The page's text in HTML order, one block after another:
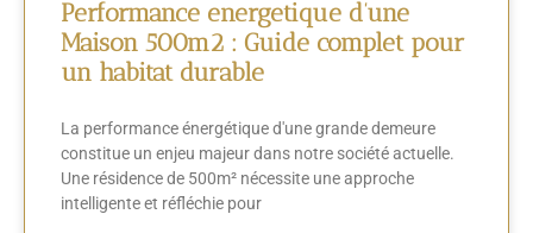
Performance energetique d’une
Maison 500m2 : Guide complet pour
un habitat durable
La performance énergétique d'une grande demeure
constitue un enjeu majeur dans notre société actuelle.
Une résidence de 500m² nécessite une approche
intelligente et réfléchie pour